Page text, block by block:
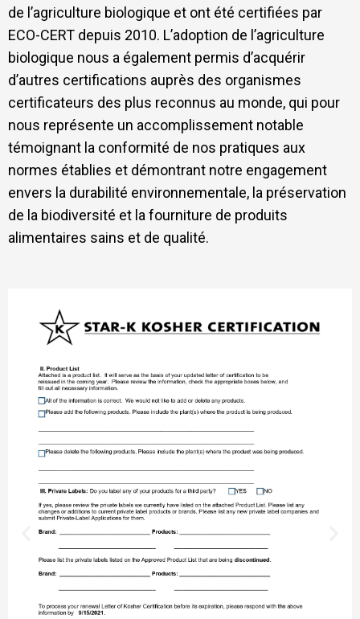
de l’agriculture biologique et ont été certifiées par
ECO-CERT depuis 2010. L’adoption de l’agriculture
biologique nous a également permis d’acquérir
d’autres certifications auprès des organismes
certificateurs des plus reconnus au monde, qui pour
nous représente un accomplissement notable
témoignant la conformité de nos pratiques aux
normes établies et démontrant notre engagement
envers la durabilité environnementale, la préservation
de la biodiversité et la fourniture de produits
alimentaires sains et de qualité.